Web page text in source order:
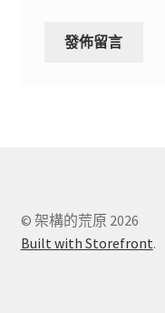
© 架構的荒原 2026
Built with Storefront.